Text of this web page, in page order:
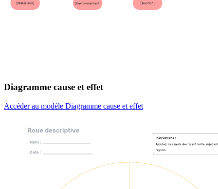
Diagramme cause et effet
Accéder au modèle Diagramme cause et effet